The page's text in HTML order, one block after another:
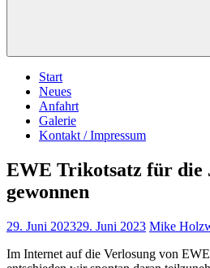
Start
Neues
Anfahrt
Galerie
Kontakt / Impressum
EWE Trikotsatz für die
gewonnen
29. Juni 202329. Juni 2023 Mike
Im Internet auf die Verlosung von